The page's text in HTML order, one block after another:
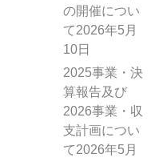
の開催につい
て2026年5月
10日
2025事業・決
算報告及び
2026事業・収
支計画につい
て2026年5月